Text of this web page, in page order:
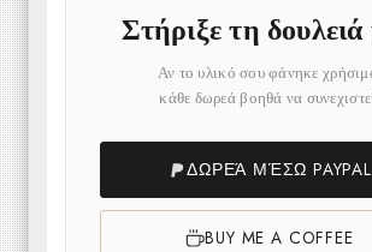
Στήριξε τη
Αν το υλικό σου φάνηκε
κάθε δωρεά βοηθά να
ΔΩΡΕΆ ΜΈΣΩ PAYPAL
BUY ME A COFFEE